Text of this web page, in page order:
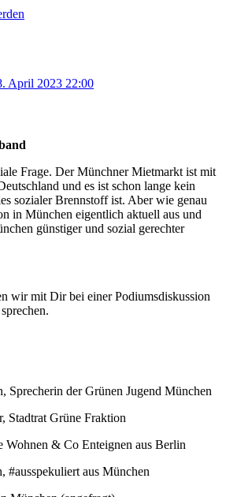
April 2023 22:00
Frage. Der Münchner Mietmarkt ist mit
und es ist schon lange kein
sozialer Brennstoff ist. Aber wie genau
in München eigentlich aktuell aus und
günstiger und sozial gerechter
wir mit Dir bei einer Podiumsdiskussion
der Grünen Jugend München
Grüne Fraktion
& Co Enteignen aus Berlin
aus München